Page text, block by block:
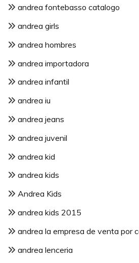
andrea fontebasso catalogo
andrea girls
andrea hombres
andrea importadora
andrea infantil
andrea iu
andrea jeans
andrea juvenil
andrea kid
andrea kids
Andrea Kids
andrea kids 2015
andrea la empresa de venta por
andrea lenceria